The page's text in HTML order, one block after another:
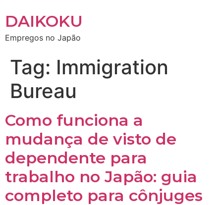
DAIKOKU
Empregos no Japão
Tag: Immigration
Bureau
Como funciona a
mudança de visto de
dependente para
trabalho no Japão: guia
completo para cônjuges